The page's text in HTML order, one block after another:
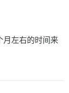
月左右的时间来